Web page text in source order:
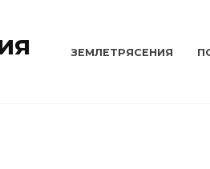
ЗЕМЛЕТРЯСЕНИЯ